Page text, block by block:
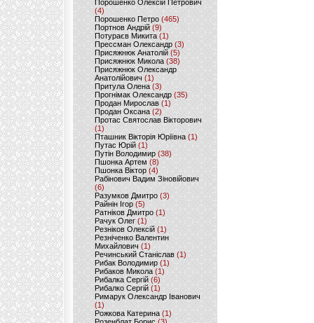
Порошенко Олексій Петрович
(4)
Порошенко Петро (465)
Портнов Андрій (9)
Потураєв Микита(1)
Прессман Олександр(3)
Присяжнюк Анатолій (5)
Присяжнюк Микола (38)
Присяжнюк Олександр
Анатолійович (1)
Притула Олена (3)
Прогнімак Олександр(35)
Продан Мирослав(1)
Продан Оксана (2)
Протас Святослав Вікторович
(1)
Пташник Вікторія Юріївна (1)
Путас Юрій (1)
Путін Володимир(38)
Пшонка Артем (8)
Пшонка Віктор(4)
Рабінович Вадим Зіновійович
(6)
Разумков Дмитро (3)
Райнін Ігор(5)
Ратніков Дмитро (1)
Рачук Олег (1)
Резніков Олексій(1)
Резніченко Валентин
Михайлович (1)
Речинський Станіслав (1)
Рибак Володимир(1)
Рибаков Микола(1)
Рибалка Сергій (6)
Рибалко Сергій (1)
Римарук Олександр Іванович
(1)
Рожкова Катерина(1)